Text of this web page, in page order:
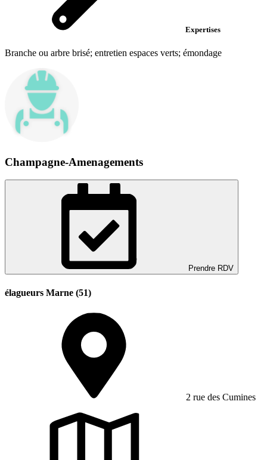
Expertises
Branche ou arbre brisé; entretien espaces verts; émondage
Champagne-Amenagements
Prendre RDV
élagueurs Marne (51)
2 rue des Cumines